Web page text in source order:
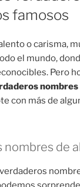
famosos
o carisma,
el mundo,
Pero
con más de
nombres de